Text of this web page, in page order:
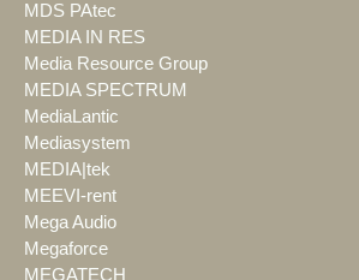
MDS PAtec
MEDIA IN RES
Media Resource Group
MEDIA SPECTRUM
MediaLantic
Mediasystem
MEDIA|tek
MEEVI-rent
Mega Audio
Megaforce
MEGATECH